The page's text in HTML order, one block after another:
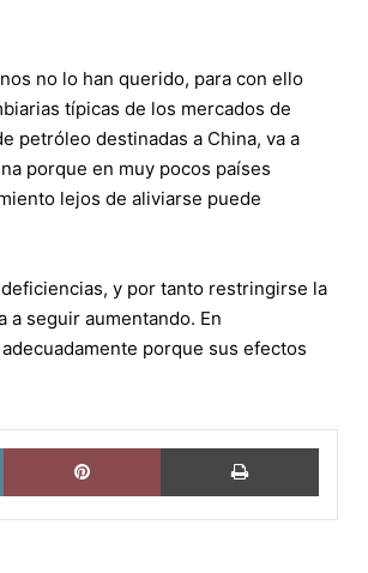
no lo han querido, para con ello
típicas de los mercados de
petróleo destinadas a China, va a
porque en muy pocos países
lejos de aliviarse puede
y por tanto restringirse la
a seguir aumentando. En
porque sus efectos
LinkedIn Pinterest Imprimir